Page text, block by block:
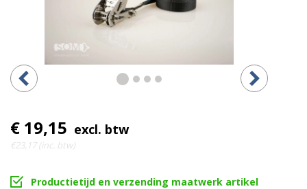
€ 19,15 excl. btw
€23,17 (inc. btw)
Productietijd en verzending maatwerk artikel